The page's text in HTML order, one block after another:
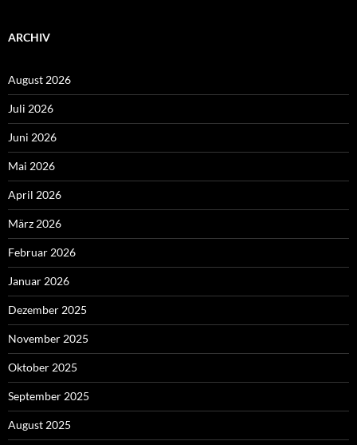
ARCHIV
August 2026
Juli 2026
Juni 2026
Mai 2026
April 2026
März 2026
Februar 2026
Januar 2026
Dezember 2025
November 2025
Oktober 2025
September 2025
August 2025